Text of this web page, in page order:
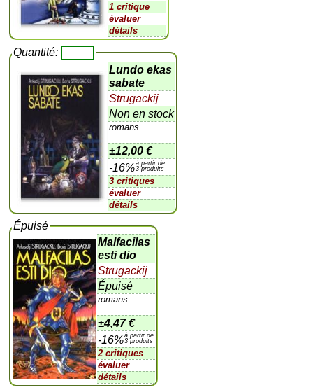
1 critique
évaluer
détails
Quantité:
Lundo ekas
sabate
Strugackij
Non en stock
romans
±12,00 €
-16%à partir de
3 produits
3 critiques
évaluer
détails
Épuisé
Malfacilas
esti dio
Strugackij
Épuisé
romans
±4,47 €
-16%à partir de
3 produits
2 critiques
évaluer
détails